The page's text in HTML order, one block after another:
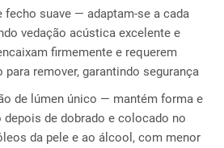
fecho suave — adaptam-se a cada
vedação acústica excelente e
firmemente e requerem
remover, garantindo segurança
de lúmen único — mantém forma e
de dobrado e colocado no
da pele e ao álcool, com menor